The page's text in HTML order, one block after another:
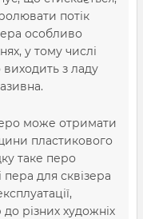
потік
особливо
у тому числі
з ладу
може отримати
пластикового
таке перо
пера для сквізера
різних художніх